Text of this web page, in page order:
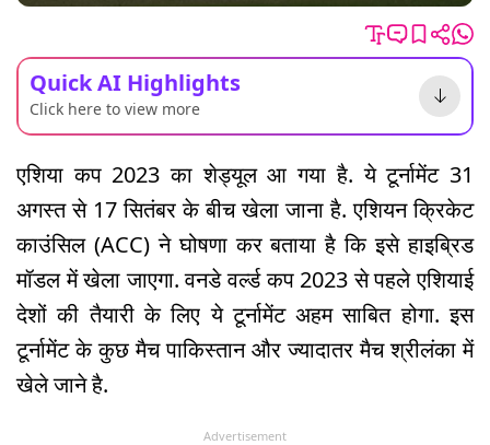
Quick AI Highlights
Click here to view more
एशिया कप 2023 का शेड्यूल आ गया है. ये टूर्नामेंट 31
अगस्त से 17 सितंबर के बीच खेला जाना है. एशियन क्रिकेट
काउंसिल (ACC) ने घोषणा कर बताया है कि इसे हाइब्रिड
मॉडल में खेला जाएगा. वनडे वर्ल्ड कप 2023 से पहले एशियाई
देशों की तैयारी के लिए ये टूर्नामेंट अहम साबित होगा. इस
टूर्नामेंट के कुछ मैच पाकिस्तान और ज्यादातर मैच श्रीलंका में
खेले जाने है.
Advertisement